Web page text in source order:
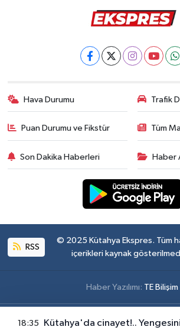
Hava Durumu Trafik
Puan Durumu ve Fikstür Tüm
Son Dakika Haberleri Haber
RSS
© 2025 Kütahya Ekspres. Tüm
içerikleri kaynak
Haber Yazılımı: TE Bilişim
18:35 Kütahya'da cinayet!..